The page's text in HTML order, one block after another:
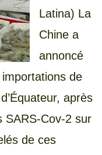
Latina) La
Chine a
annoncé
importations de
après
SARS-Cov-2 sur
de ces